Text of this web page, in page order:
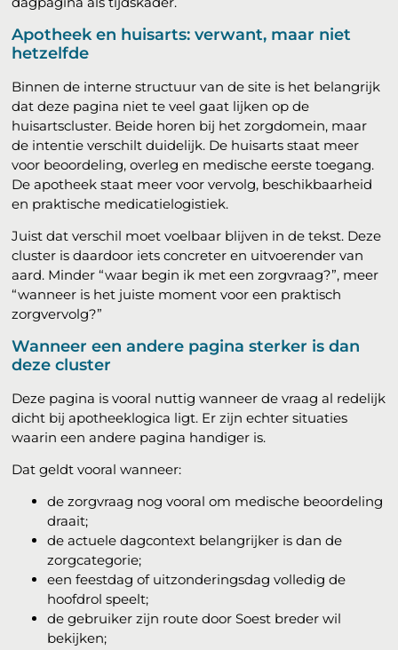
Apotheek en huisarts: verwant, maar niet
hetzelfde
Binnen de interne structuur van de site is het belangrijk
dat deze pagina niet te veel gaat lijken op de
huisartscluster. Beide horen bij het zorgdomein, maar
de intentie verschilt duidelijk. De huisarts staat meer
voor beoordeling, overleg en medische eerste toegang.
De apotheek staat meer voor vervolg, beschikbaarheid
en praktische medicatielogistiek.
Juist dat verschil moet voelbaar blijven in de tekst. Deze
cluster is daardoor iets concreter en uitvoerender van
aard. Minder “waar begin ik met een zorgvraag?”, meer
“wanneer is het juiste moment voor een praktisch
zorgvervolg?”
Wanneer een andere pagina sterker is dan
deze cluster
Deze pagina is vooral nuttig wanneer de vraag al redelijk
dicht bij apotheeklogica ligt. Er zijn echter situaties
waarin een andere pagina handiger is.
Dat geldt vooral wanneer:
de zorgvraag nog vooral om medische beoordeling
draait;
de actuele dagcontext belangrijker is dan de
zorgcategorie;
een feestdag of uitzonderingsdag volledig de
hoofdrol speelt;
de gebruiker zijn route door Soest breder wil
bekijken;